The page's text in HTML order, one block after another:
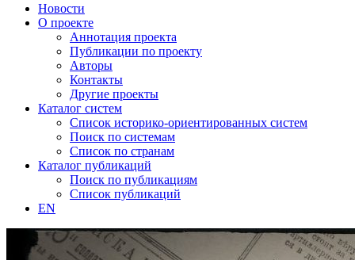
Новости
О проекте
Аннотация проекта
Публикации по проекту
Авторы
Контакты
Другие проекты
Каталог систем
Список историко-ориентированных систем
Поиск по системам
Список по странам
Каталог публикаций
Поиск по публикациям
Список публикаций
EN